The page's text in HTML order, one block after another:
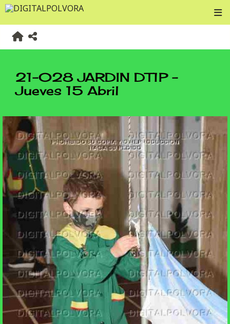
21-028 JARDIN DT1P -
Jueves 15 Abril